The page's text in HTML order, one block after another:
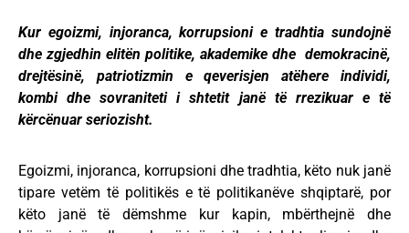
Kur egoizmi, injoranca, korrupsioni e tradhtia sundojnë
dhe zgjedhin elitën politike, akademike dhe demokracinë,
drejtësinë, patriotizmin e qeverisjen atëhere individi,
kombi dhe sovraniteti i shtetit janë të rrezikuar e të
kërcënuar seriozisht.
Egoizmi, injoranca, korrupsioni dhe tradhtia, këto nuk janë
tipare vetëm të politikës e të politikanëve shqiptarë, por
këto janë të dëmshme kur kapin, mbërthejnë dhe